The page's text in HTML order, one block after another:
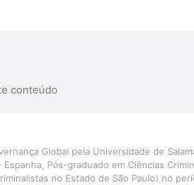
conteúdo
Global pela Universidade de
Pós-graduado em Ciências
no Estado de São Paulo) no